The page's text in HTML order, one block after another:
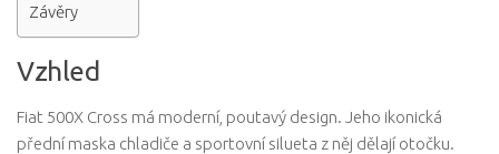
Závěry
Vzhled
Fiat 500X Cross má moderní, poutavý design. Jeho ikonická
přední maska ​​chladiče a sportovní silueta z něj dělají otočku.